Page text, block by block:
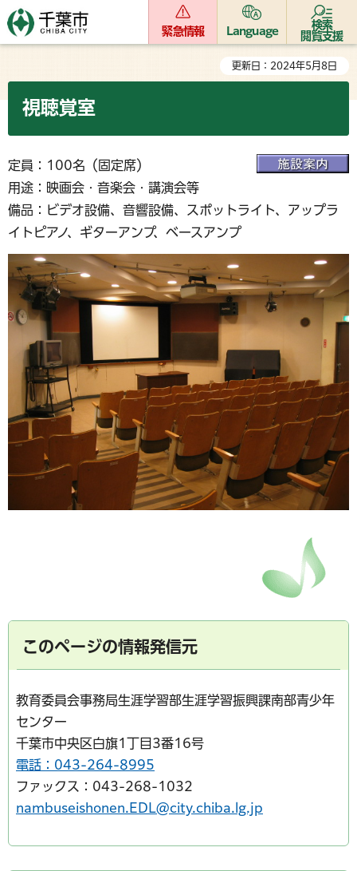
緊急情報 Language
検索
閲覧支援
更新日：2024年5月8日
視聴覚室
定員：100名（固定席）
用途：映画会・音楽会・講演会等
備品：ビデオ設備、音響設備、スポットライト、アップラ
イトピアノ、ギターアンプ、ベースアンプ
このページの情報発信元
教育委員会事務局生涯学習部生涯学習振興課南部青少年
センター
千葉市中央区白旗1丁目3番16号
電話：043-264-8995
ファックス：043-268-1032
nambuseishonen.EDL@city.chiba.lg.jp